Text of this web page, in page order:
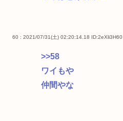
60 : 2021/07/31(土) 02:20:14.18 ID:2eXli3H60
>>58
ワイもや
仲間やな